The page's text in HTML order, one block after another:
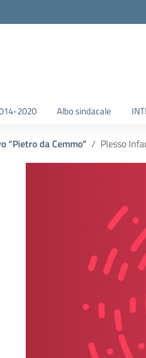
2020 Albo sindacale
“Pietro da Cemmo” Plesso